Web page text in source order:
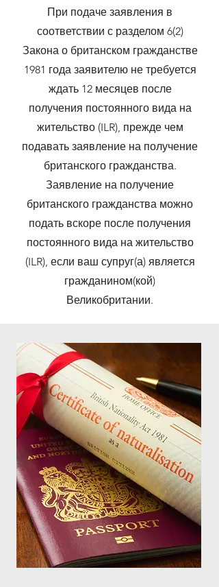
При подаче заявления в
соответствии с разделом 6(2)
Закона о британском гражданстве
1981 года заявителю не требуется
ждать 12 месяцев после
получения постоянного вида на
жительство (ILR), прежде чем
подавать заявление на получение
британского гражданства.
Заявление на получение
британского гражданства можно
подать вскоре после получения
постоянного вида на жительство
(ILR), если ваш супруг(а) является
гражданином(кой)
Великобритании.